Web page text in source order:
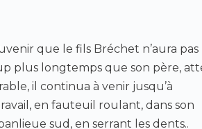
que le fils Bréchet n’aura pas
plus longtemps que son père,
il continua à venir jusqu’à
en fauteuil roulant, dans son
sud, en serrant les dents..